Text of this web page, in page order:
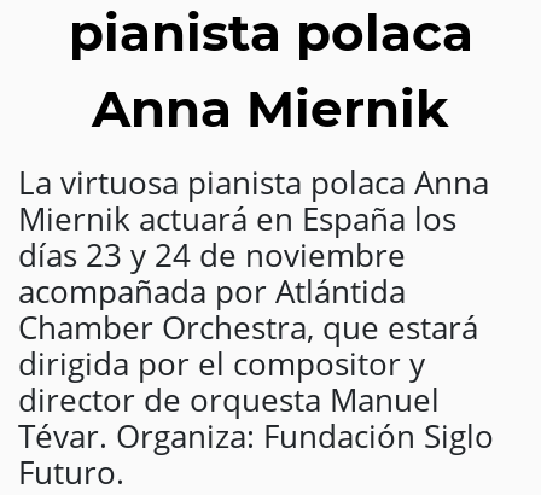
pianista polaca
Anna Miernik
La virtuosa pianista polaca Anna
Miernik actuará en España los
días 23 y 24 de noviembre
acompañada por Atlántida
Chamber Orchestra, que estará
dirigida por el compositor y
director de orquesta Manuel
Tévar. Organiza: Fundación Siglo
Futuro.